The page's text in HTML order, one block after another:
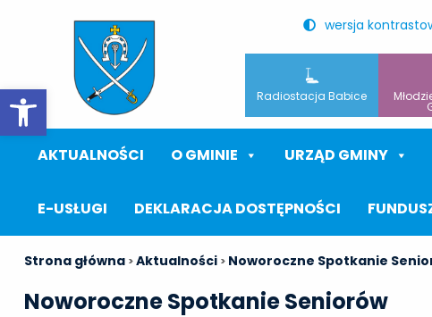
Otwórz pasek narzędzi
wersja
Radiostacja Babice
AKTUALNOŚCI O GMINIE URZĄD GMINY
E-USŁUGI DEKLARACJA DOSTĘPNOŚCI
Strona główna >Aktualności > Noworoczne Spotkanie
Noworoczne Spotkanie Seniorów